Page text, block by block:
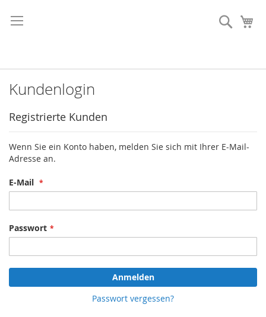
zum
Inhalt
Suche
Kundenlogin
Registrierte Kunden
Wenn Sie ein Konto haben, melden Sie sich mit Ihrer E-Mail-
Adresse an.
E-Mail
Passwort
Anmelden
Passwort vergessen?